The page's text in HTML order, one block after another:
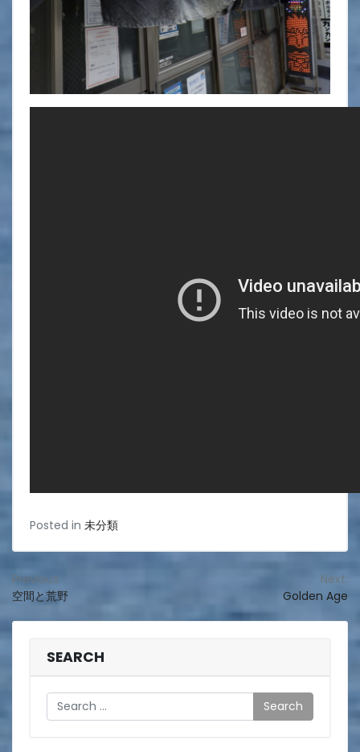
Posted in 未分類
投
稿
ナ
Previous:
空間と荒野
Next:
Golden Age
SEARCH
Search